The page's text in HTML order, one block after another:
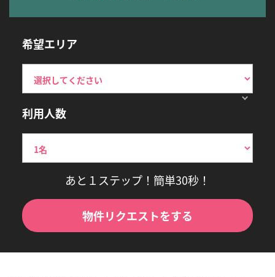
希望エリア
利用人数
あと１ステップ！簡単30秒！
物件リクエストをする